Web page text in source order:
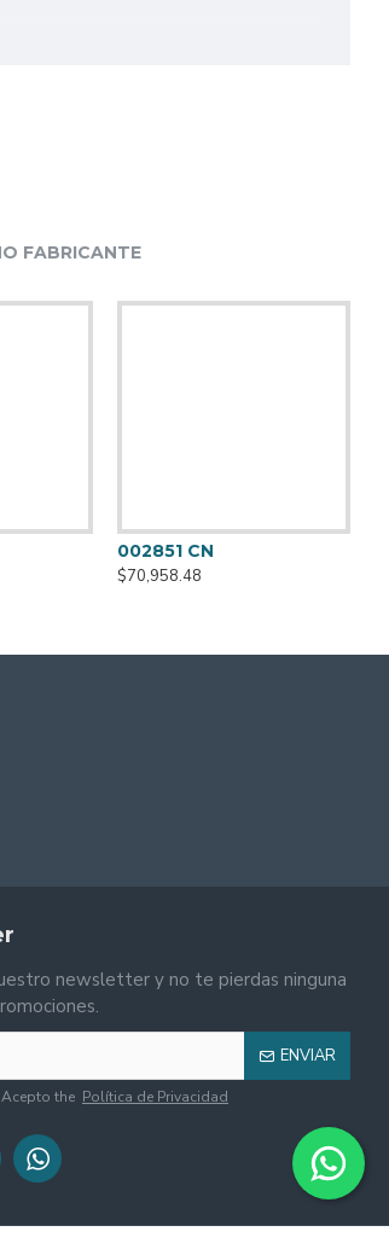
38026 CR
$321,677.53
FABRICANTE
002851 CN
$70,958.48
newsletter y no te pierdas ninguna
ENVIAR
the Política de Privacidad